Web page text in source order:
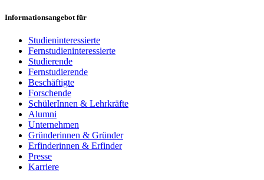
Informationsangebot für
Studieninteressierte
Fernstudieninteressierte
Studierende
Fernstudierende
Beschäftigte
Forschende
SchülerInnen & Lehrkräfte
Alumni
Unternehmen
Gründerinnen & Gründer
Erfinderinnen & Erfinder
Presse
Karriere